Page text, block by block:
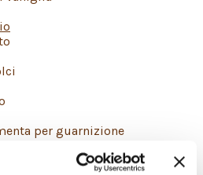
per guarnizione